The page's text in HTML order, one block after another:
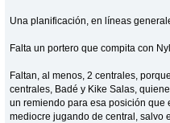
Una planificación, en líneas
Falta un portero que compita con
Faltan, al menos, 2 centrales,
centrales, Badé y Kike Salas,
un remiendo para esa posición que
mediocre jugando de central, salvo